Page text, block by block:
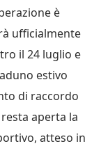
è
ufficialmente
il 24 luglio e
estivo
di raccordo
aperta la
atteso in